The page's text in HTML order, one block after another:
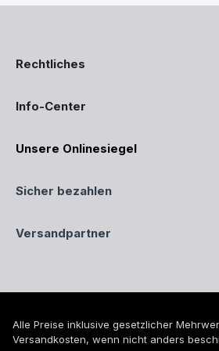
Rechtliches
Info-Center
Unsere Onlinesiegel
Sicher bezahlen
Versandpartner
Alle Preise inklusive gesetzlicher
Versandkosten, wenn nicht anders